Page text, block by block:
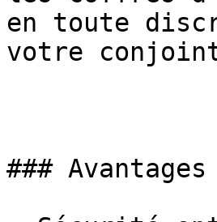
en toute
votre
###